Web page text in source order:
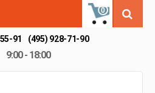
0
91 (495) 928-71-90
9:00 - 18:00